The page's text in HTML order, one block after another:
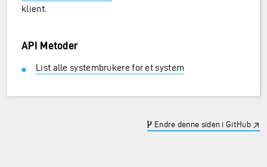
klient.
API Metoder
List alle systembrukere for et system
Endre denne siden i GitHub